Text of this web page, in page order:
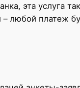
эта услуга
– любой платеж